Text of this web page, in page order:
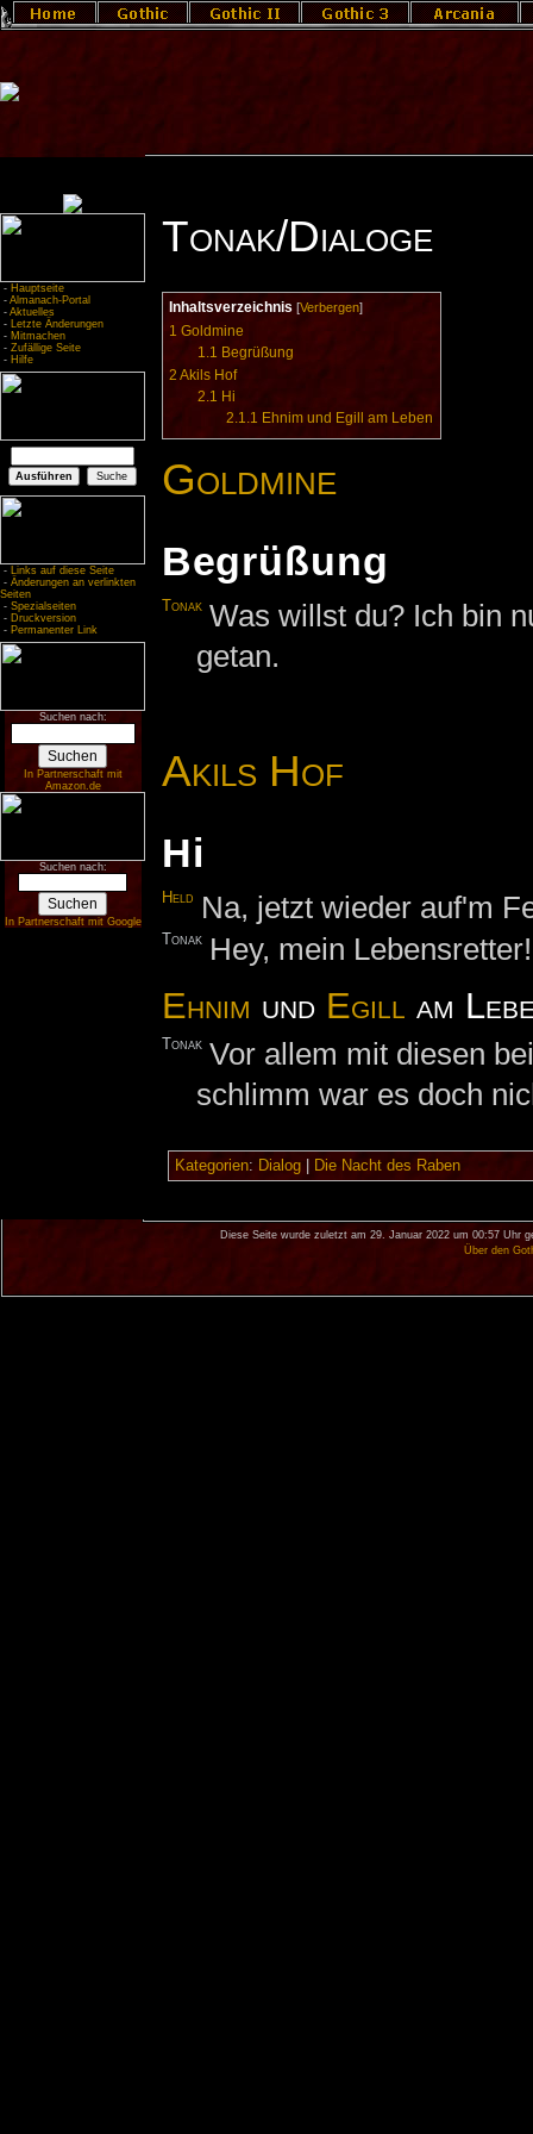
- Hauptseite
- Almanach-Portal
- Aktuelles
- Letzte Änderungen
- Mitmachen
- Zufällige Seite
- Hilfe
- Links auf diese Seite
- Änderungen an verlinkten
Seiten
- Spezialseiten
- Druckversion
- Permanenter Link
Suchen nach:
In Partnerschaft mit
Amazon.de
Suchen nach:
In Partnerschaft mit Google
Tonak/Dialoge
Inhaltsverzeichnis [Verbergen]
1 Goldmine
1.1 Begrüßung
2Akils Hof
2.1 Hi
2.1.1 Ehnim und Egill am Leben
Goldmine
Begrüßung
Tonak Was willst du? Ich bin
getan.
Akils Hof
Hi
Held Na, jetzt wieder auf'm
Tonak Hey, mein
Ehnim und Egill am
Tonak Vor allem mit diesen
schlimm war es doch
Kategorien: Dialog| Die Nacht des Raben
Diese Seite wurde zuletzt am 29. Januar 2022 um 00:57 Uhr
Über den